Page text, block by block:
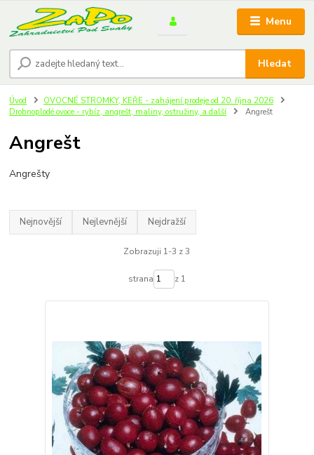
Menu
Hledat
Úvod
OVOCNÉ STROMKY, KEŘE - zahájení prodeje od 20. října 2026
Drobnoplodé ovoce - rybíz, angrešt, maliny, ostružiny, a další
Angrešt
Angrešt
Angrešty
Nejnovější Nejlevnější Nejdražší
Zobrazuji 1-3 z 3
strana z 1